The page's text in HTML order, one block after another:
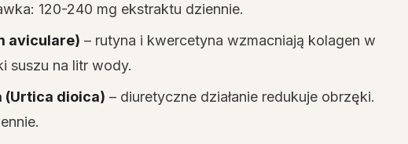
120-240 mg ekstraktu dziennie.
aviculare) – rutyna i kwercetyna wzmacniają kolagen w
suszu na litr wody.
(Urtica dioica) – diuretyczne działanie redukuje obrzęki.